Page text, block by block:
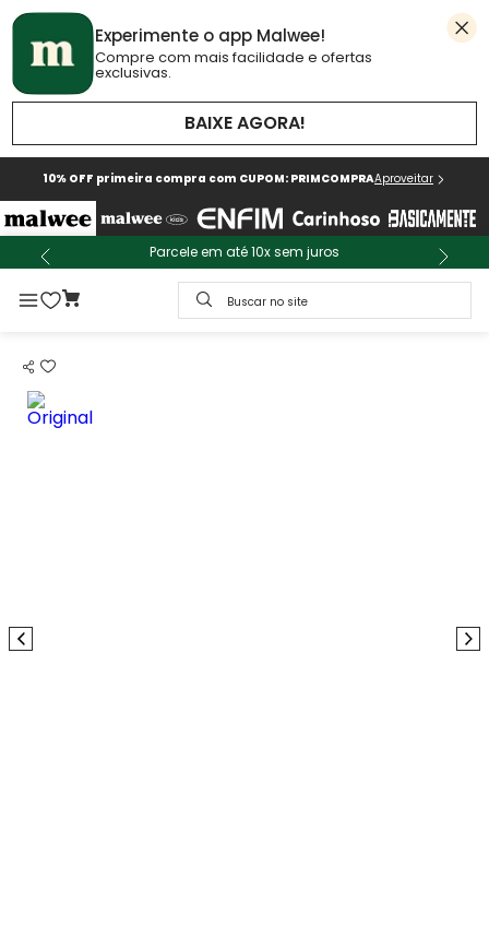
Experimente o app Malwee!
Compre com mais facilidade e ofertas
exclusivas.
BAIXE AGORA!
10% OFF primeira compra com CUPOM: PRIMCOMPRAAproveitar
Parcele em até 10x sem juros
Buscar no site